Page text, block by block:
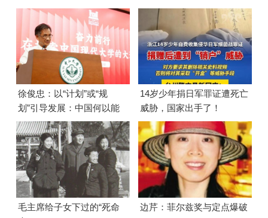
徐俊忠：以“计划”或“规
划”引导发展：中国何以能
够成功
14岁少年捐日军罪证遭死亡
威胁，国家出手了！
毛主席给子女下过的“死命
边芹：菲尔兹奖与定点爆破